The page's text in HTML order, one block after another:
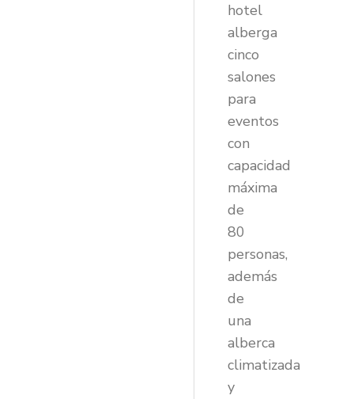
hotel
alberga
cinco
salones
para
eventos
con
capacidad
máxima
de
80
personas,
además
de
una
alberca
climatizada
y